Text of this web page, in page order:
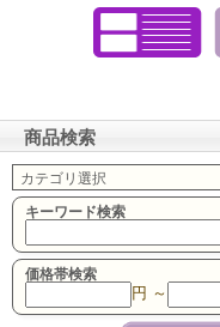
商品検索
キーワード検索
価格帯検索
円 ～